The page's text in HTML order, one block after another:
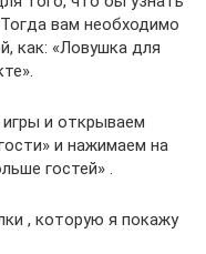
вам необходимо
как: «Ловушка для
и открываем
и нажимаем на
гостей» .
, которую я покажу